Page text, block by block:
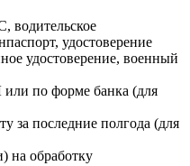
водительское
удостоверение
удостоверение, военный
по форме банка (для
за последние полгода (для
на обработку